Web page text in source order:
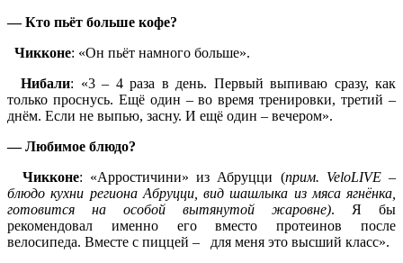
— Кто пьёт больше кофе?
Чикконе: «Он пьёт намного больше».
Нибали: «3 – 4 раза в день. Первый выпиваю сразу, как
только проснусь. Ещё один – во время тренировки, третий –
днём. Если не выпью, засну. И ещё один – вечером».
— Любимое блюдо?
Чикконе: «Арростичини» из Абруцци (прим. VeloLIVE –
блюдо кухни региона Абруцци, вид шашлыка из мяса ягнёнка,
готовится на особой вытянутой жаровне). Я бы
рекомендовал именно его вместо протеинов после
велосипеда. Вместе с пиццей – для меня это высший класс».